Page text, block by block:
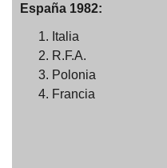
España 1982:
Italia
R.F.A.
Polonia
Francia